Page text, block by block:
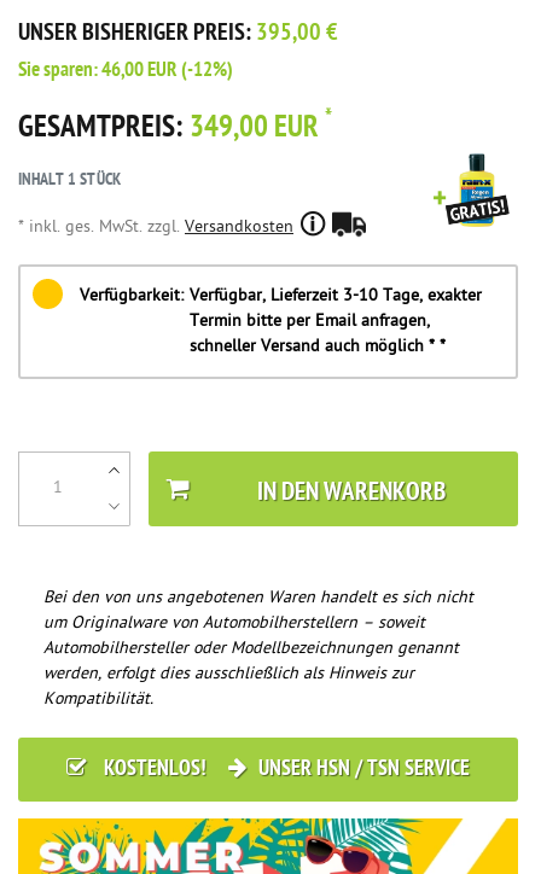
UNSER BISHERIGER PREIS:395,00 €
Sie sparen:46,00 EUR(-12%)
GESAMTPREIS: 349,00 EUR *
INHALT 1STÜCK
* inkl. ges. MwSt. zzgl. Versandkosten
Verfügbarkeit: Verfügbar, Lieferzeit 3-10 Tage, exakter
Termin bitte per Email anfragen,
schneller Versand auch möglich * *
IN DEN WARENKORB
Bei den von uns angebotenen Waren handelt es sich nicht
um Originalware von Automobilherstellern – soweit
Automobilhersteller oder Modellbezeichnungen genannt
werden, erfolgt dies ausschließlich als Hinweis zur
Kompatibilität.
KOSTENLOS! UNSER HSN / TSN SERVICE